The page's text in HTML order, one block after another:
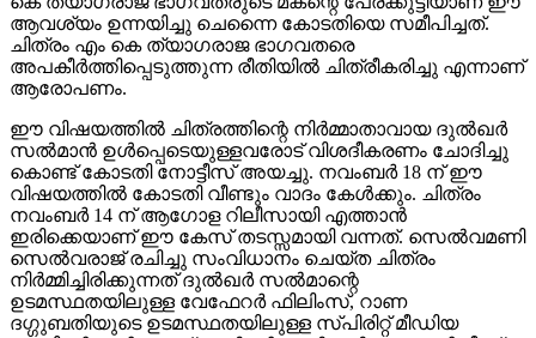
ആവശ്യം ഉന്നയിച്ചു ചെന്നൈ കോടതിയെ സമീപിച്ചത്.
ചിത്രം എം കെ ത്യാഗരാജ ഭാഗവതരെ
അപകീര്‍ത്തിപ്പെടുത്തുന്ന രീതിയില്‍ ചിത്രീകരിച്ചു എന്നാണ്
ആരോപണം.
ഈ വിഷയത്തില്‍ ചിത്രത്തിന്റെ നിര്‍മ്മാതാവായ ദുല്‍ഖര്‍
സല്‍മാന്‍ ഉള്‍പ്പെടെയുള്ളവരോട് വിശദീകരണം ചോദിച്ചു
കൊണ്ട് കോടതി നോട്ടീസ് അയച്ചു. നവംബര്‍ 18 ന് ഈ
വിഷയത്തില്‍ കോടതി വീണ്ടും വാദം കേള്‍ക്കും. ചിത്രം
നവംബര്‍ 14 ന് ആഗോള റിലീസായി എത്താന്‍
ഇരിക്കെയാണ് ഈ കേസ് തടസ്സമായി വന്നത്. സെല്‍വമണി
സെല്‍വരാജ് രചിച്ചു സംവിധാനം ചെയ്ത ചിത്രം
നിര്‍മ്മിച്ചിരിക്കുന്നത് ദുല്‍ഖര്‍ സല്‍മാന്റെ
ഉടമസ്ഥതയിലുള്ള വേഫേറര്‍ ഫിലിംസ്, റാണ
ദഗ്ഗുബതിയുടെ ഉടമസ്ഥതയിലുള്ള സ്പിരിറ്റ് മീഡിയ